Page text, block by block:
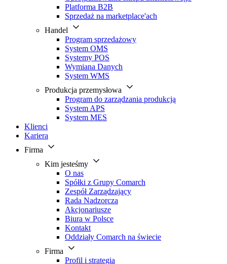
Platforma B2B
Sprzedaż na marketplace'ach
Handel
Program sprzedażowy
System OMS
Systemy POS
Wymiana Danych
System WMS
Produkcja przemysłowa
Program do zarządzania produkcją
System APS
System MES
Klienci
Kariera
Firma
Kim jesteśmy
O nas
Spółki z Grupy Comarch
Zespół Zarządzający
Rada Nadzorcza
Akcjonariusze
Biura w Polsce
Kontakt
Oddziały Comarch na świecie
Firma
Profil i strategia